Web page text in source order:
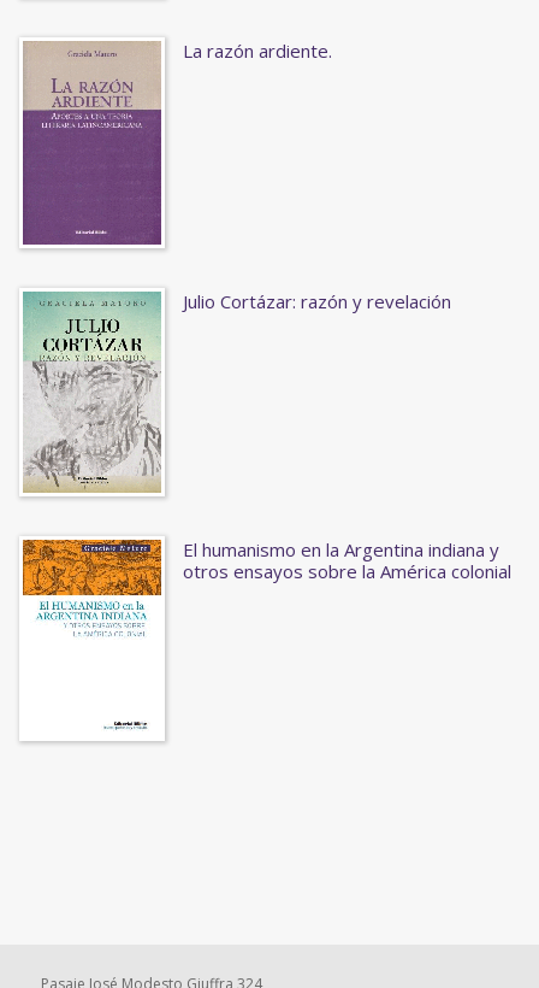
La razón ardiente.
Julio Cortázar: razón y revelación
El humanismo en la Argentina indiana y
otros ensayos sobre la América colonial
Pasaje José Modesto Giuffra 324